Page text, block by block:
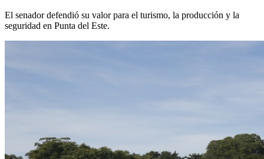
El senador defendió su valor para el turismo, la producción y la
seguridad en Punta del Este.